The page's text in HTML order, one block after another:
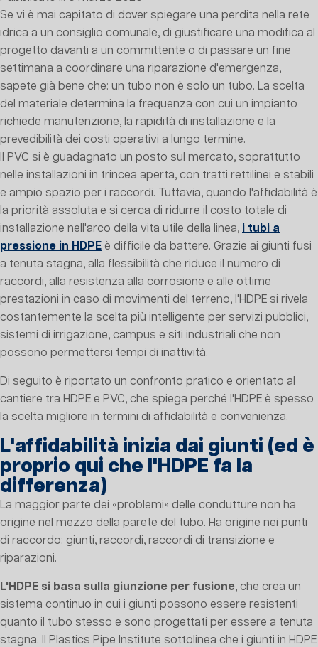
Se vi è mai capitato di dover spiegare una perdita nella rete
idrica a un consiglio comunale, di giustificare una modifica al
progetto davanti a un committente o di passare un fine
settimana a coordinare una riparazione d'emergenza,
sapete già bene che: un tubo non è solo un tubo. La scelta
del materiale determina la frequenza con cui un impianto
richiede manutenzione, la rapidità di installazione e la
prevedibilità dei costi operativi a lungo termine.
Il PVC si è guadagnato un posto sul mercato, soprattutto
nelle installazioni in trincea aperta, con tratti rettilinei e stabili
e ampio spazio per i raccordi. Tuttavia, quando l'affidabilità è
la priorità assoluta e si cerca di ridurre il costo totale di
installazione nell'arco della vita utile della linea, i tubi a
pressione in HDPE è difficile da battere. Grazie ai giunti fusi
a tenuta stagna, alla flessibilità che riduce il numero di
raccordi, alla resistenza alla corrosione e alle ottime
prestazioni in caso di movimenti del terreno, l'HDPE si rivela
costantemente la scelta più intelligente per servizi pubblici,
sistemi di irrigazione, campus e siti industriali che non
possono permettersi tempi di inattività.
Di seguito è riportato un confronto pratico e orientato al
cantiere tra HDPE e PVC, che spiega perché l'HDPE è spesso
la scelta migliore in termini di affidabilità e convenienza.
L'affidabilità inizia dai giunti (ed è
proprio qui che l'HDPE fa la
differenza)
La maggior parte dei «problemi» delle condutture non ha
origine nel mezzo della parete del tubo. Ha origine nei punti
di raccordo: giunti, raccordi, raccordi di transizione e
riparazioni.
L'HDPE si basa sulla giunzione per fusione, che crea un
sistema continuo in cui i giunti possono essere resistenti
quanto il tubo stesso e sono progettati per essere a tenuta
stagna. Il Plastics Pipe Institute sottolinea che i giunti in HDPE